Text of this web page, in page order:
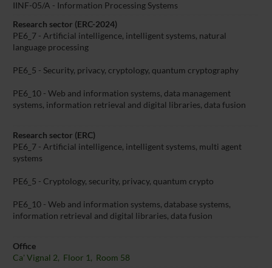
IINF-05/A - Information Processing Systems
Research sector (ERC-2024)
PE6_7 - Artificial intelligence, intelligent systems, natural
language processing
PE6_5 - Security, privacy, cryptology, quantum cryptography
PE6_10 - Web and information systems, data management
systems, information retrieval and digital libraries, data fusion
Research sector (ERC)
PE6_7 - Artificial intelligence, intelligent systems, multi agent
systems
PE6_5 - Cryptology, security, privacy, quantum crypto
PE6_10 - Web and information systems, database systems,
information retrieval and digital libraries, data fusion
Office
Ca' Vignal 2, Floor 1, Room 58